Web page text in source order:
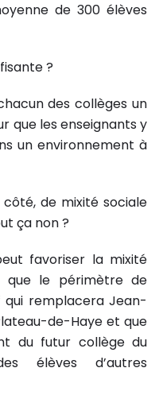
de 300 élèves
?
des collèges un
que les enseignants y
un environnement à
de mixité sociale
ça non ?
favoriser la mixité
que le périmètre de
remplacera Jean-
de-Haye et que
du futur collège du
élèves d’autres